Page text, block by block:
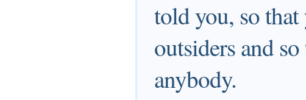
told you, so
outsiders and
anybody.